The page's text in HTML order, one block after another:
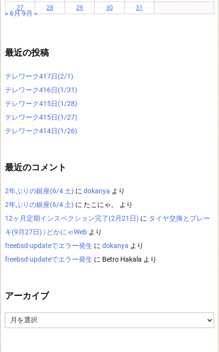
27
28 29 30 31
« 6月9月 »
最近の投稿
テレワーク417日(2/1)
テレワーク416日(1/31)
テレワーク415日(1/28)
テレワーク415日(1/27)
テレワーク414日(1/26)
最近のコメント
2年ぶりの銀座(6/4 土) に dokanya より
2年ぶりの銀座(6/4 土) に たこにゃ。
より
12ヶ月定期インスペクション完了(2月21日) に タイヤ交換とブレー
キ(9月27日) | どかにゃWeb より
freebsd-updateでエラー発生 に dokanya より
freebsd-updateでエラー発生 に Betro Hakala より
アーカイブ
ー